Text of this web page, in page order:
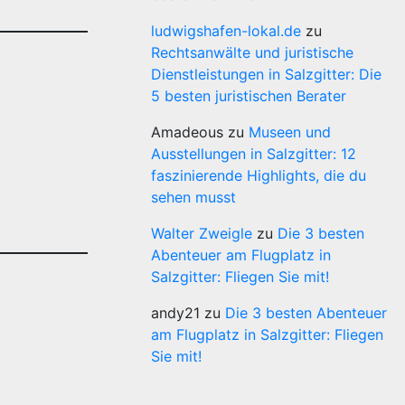
ludwigshafen-lokal.de zu
Rechtsanwälte und juristische
Dienstleistungen in Salzgitter: Die
5 besten juristischen Berater
Amadeous zu Museen und
Ausstellungen in Salzgitter: 12
faszinierende Highlights, die du
sehen musst
Walter Zweigle zu Die 3 besten
Abenteuer am Flugplatz in
Salzgitter: Fliegen Sie mit!
andy21 zu Die 3 besten Abenteuer
am Flugplatz in Salzgitter: Fliegen
Sie mit!